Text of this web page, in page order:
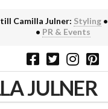
Camilla Julner: Styling•
• PR & Events
JULNER